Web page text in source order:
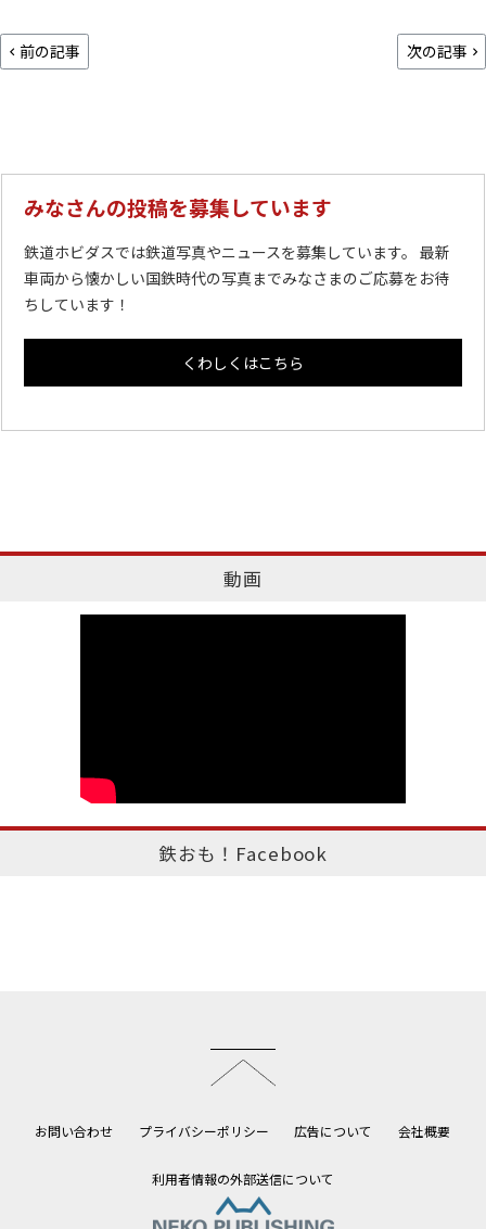
前の記事 次の記事
みなさんの投稿を募集しています
鉄道ホビダスでは鉄道写真やニュースを募集しています。 最新
車両から懐かしい国鉄時代の写真までみなさまのご応募をお待
ちしています！
くわしくはこちら
動画
鉄おも！Facebook
お問い合わせ プライバシーポリシー 広告について 会社概要
利用者情報の外部送信について